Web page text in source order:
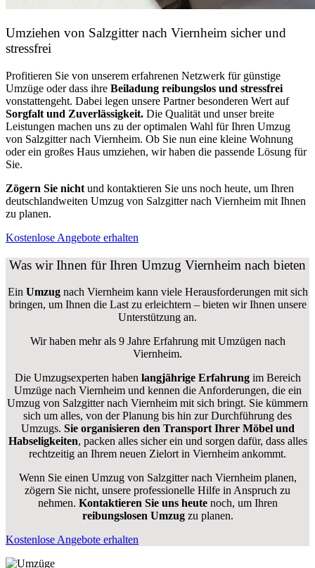
Umziehen von Salzgitter nach Viernheim sicher und
stressfrei
Profitieren Sie von unserem erfahrenen Netzwerk für günstige
Umzüge oder dass ihre Beiladung reibungslos und stressfrei
vonstattengeht. Dabei legen unsere Partner besonderen Wert auf
Sorgfalt und Zuverlässigkeit. Die Qualität und unser breite
Leistungen machen uns zu der optimalen Wahl für Ihren Umzug
von Salzgitter nach Viernheim. Ob Sie nun eine kleine Wohnung
oder ein großes Haus umziehen, wir haben die passende Lösung für
Sie.
Zögern Sie nicht und kontaktieren Sie uns noch heute, um Ihren
deutschlandweiten Umzug von Salzgitter nach Viernheim mit Ihnen
zu planen.
Kostenlose Angebote erhalten
Was wir Ihnen für Ihren Umzug Viernheim nach bieten
Ein Umzugnach Viernheim kann viele Herausforderungen mit sich
bringen, um Ihnen die Last zu erleichtern – bieten wir Ihnen unsere
Unterstützung an.
Wir haben mehr als 9 Jahre Erfahrung mit Umzügen nach
Viernheim.
Die Umzugsexperten haben langjährige Erfahrungim Bereich
Umzüge nach Viernheim und kennen die Anforderungen, die ein
Umzug von Salzgitter nach Viernheim mit sich bringt. Sie kümmern
sich um alles, von der Planung bis hin zur Durchführung des
Umzugs. Sie organisieren den Transport Ihrer Möbel und
Habseligkeiten, packen alles sicher ein und sorgen dafür, dass alles
rechtzeitig an Ihrem neuen Zielort in Viernheim ankommt.
Wenn Sie einen Umzug von Salzgitter nach Viernheim planen,
zögern Sie nicht, unsere professionelle Hilfe in Anspruch zu
nehmen. Kontaktieren Sie uns heutenoch, um Ihren
reibungslosen Umzugzu planen.
Kostenlose Angebote erhalten